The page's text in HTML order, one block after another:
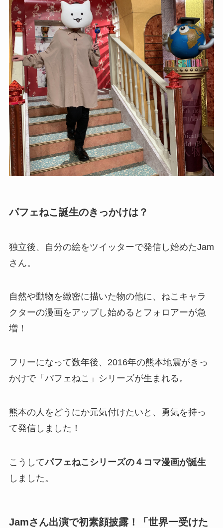
パフェねこ誕生のきっかけは？
独立後、自分の絵をツイッターで発信し始めたJam
さん。
自然や動物を緻密に描いた物の他に、ねこキャラ
クターの漫画をアップし始めるとフォロアーが急
増！
フリーになって数年後、2016年の熊本地震がきっ
かけで「パフェねこ」シリーズが生まれる。
熊本の人をどうにか元気付けたいと、勇気を持っ
て発信しました！
こうしてパフェねこシリーズの４コマ漫画が誕生
しました。
Jamさん出演で初素顔披露！「世界一受けた